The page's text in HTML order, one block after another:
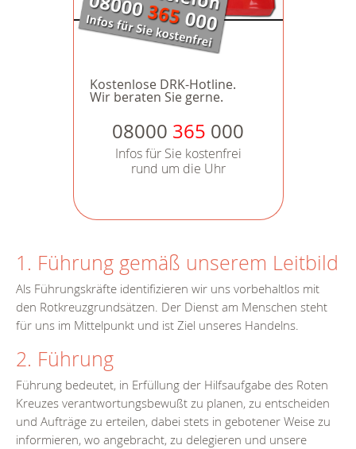
Kostenlose DRK-Hotline.
Wir beraten Sie gerne.
08000 365 000
Infos für Sie kostenfrei
rund um die Uhr
1. Führung gemäß unserem Leitbild
Als Führungskräfte identifizieren wir uns vorbehaltlos mit
den Rotkreuzgrundsätzen. Der Dienst am Menschen steht
für uns im Mittelpunkt und ist Ziel unseres Handelns.
2. Führung
Führung bedeutet, in Erfüllung der Hilfsaufgabe des Roten
Kreuzes verantwortungsbewußt zu planen, zu entscheiden
und Aufträge zu erteilen, dabei stets in gebotener Weise zu
informieren, wo angebracht, zu delegieren und unsere